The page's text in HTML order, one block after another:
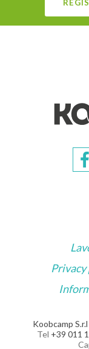
Koobcamp S.r.l
Tel +39 011